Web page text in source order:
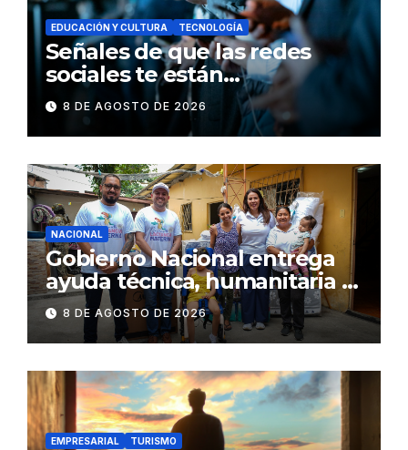
EDUCACIÓN Y CULTURA TECNOLOGÍA
Señales de que las redes
sociales te están
consumiendo
8 DE AGOSTO DE 2026
NACIONAL
Gobierno Nacional entrega
ayuda técnica, humanitaria y
Bono Joaquín Gallegos Lara a
familia en situación de
vulnerabilidad
8 DE AGOSTO DE 2026
EMPRESARIAL TURISMO